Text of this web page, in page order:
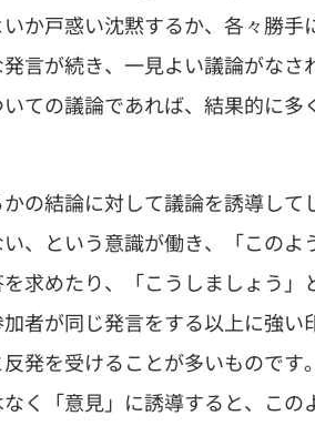
か戸惑い沈黙するか、各々勝手
言が続き、一見よい議論がなさ
ての議論であれば、結果的に多
の結論に対して議論を誘導して
、という意識が働き、「このよ
求めたり、「こうしましょう」
者が同じ発言をする以上に強い
発を受けることが多いものです。
く「意見」に誘導すると、この